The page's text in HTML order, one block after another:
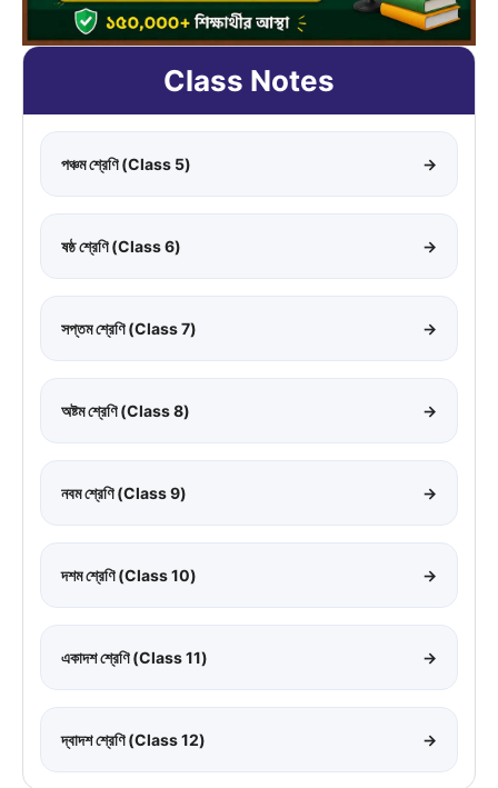
Class Notes
পঞ্চম শ্রেণি (Class 5) →
ষষ্ঠ শ্রেণি (Class 6) →
সপ্তম শ্রেণি (Class 7) →
অষ্টম শ্রেণি (Class 8) →
নবম শ্রেণি (Class 9) →
দশম শ্রেণি (Class 10) →
একাদশ শ্রেণি (Class 11) →
দ্বাদশ শ্রেণি (Class 12) →